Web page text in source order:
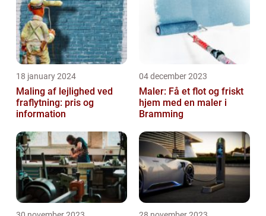
18 january 2024
Maling af lejlighed ved
fraflytning: pris og
information
04 december 2023
Maler: Få et flot og friskt
hjem med en maler i
Bramming